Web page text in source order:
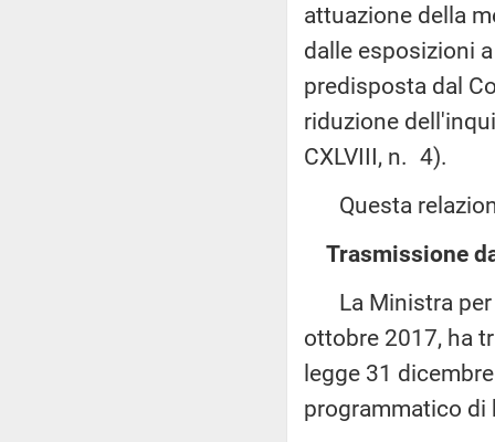
attuazione della
dalle esposizioni
predisposta dal
riduzione
CXLVIII, n. 4).
Questa
Trasmissione
La Ministra per
ottobre 2017, ha
legge 31
programmatico di